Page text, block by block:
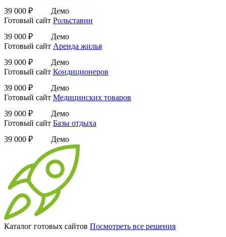
39 000 ₽
Демо
Готовый сайт Рольставни
39 000 ₽
Демо
Готовый сайт Аренда жилья
39 000 ₽
Демо
Готовый сайт Кондиционеров
39 000 ₽
Демо
Готовый сайт Медицинских товаров
39 000 ₽
Демо
Готовый сайт Базы отдыха
39 000 ₽
Демо
Каталог готовых сайтов Посмотреть все решения